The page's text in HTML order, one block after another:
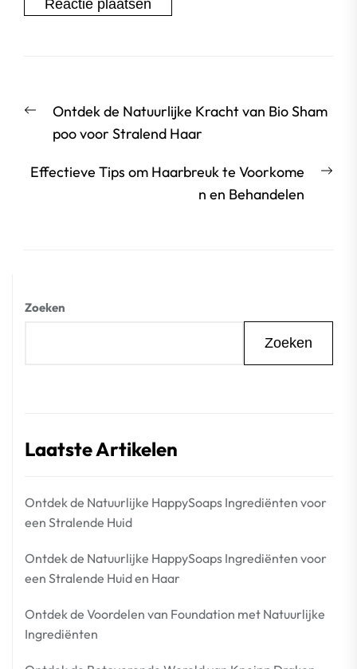
Vorige
bericht:
Ontdek de Natuurlijke Kracht van Bio Sham
poo voor Stralend Haar
Effectieve Tips om Haarbreuk te Voorkome
n en Behandelen
Zoeken
Zoeken
Laatste Artikelen
Ontdek de Natuurlijke HappySoaps Ingrediënten voor
een Stralende Huid
Ontdek de Natuurlijke HappySoaps Ingrediënten voor
een Stralende Huid en Haar
Ontdek de Voordelen van Foundation met Natuurlijke
Ingrediënten